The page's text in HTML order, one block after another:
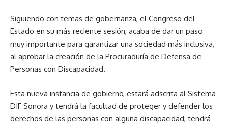
Siguiendo con temas de gobernanza, el Congreso del
Estado en su más reciente sesión, acaba de dar un paso
muy importante para garantizar una sociedad más inclusiva,
al aprobar la creación de la Procuraduría de Defensa de
Personas con Discapacidad.
Esta nueva instancia de gobierno, estará adscrita al Sistema
DIF Sonora y tendrá la facultad de proteger y defender los
derechos de las personas con alguna discapacidad, tendrá